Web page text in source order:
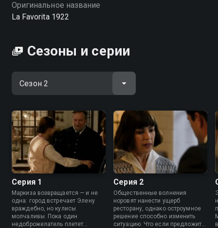
Оригинальное название
La Favorita 1922
Сезоны и серии
Серия 1
Маркиза возвращается — и не
одна: город встречает Элену
враждебно, но кулисы
молчаливы. Пока один
недоброжелатель плетет
Серия 2
Общественные волнения
норовят нанести ущерб
ресторану, однако остроумное
решение способно изменить
ситуацию. Что если предложить